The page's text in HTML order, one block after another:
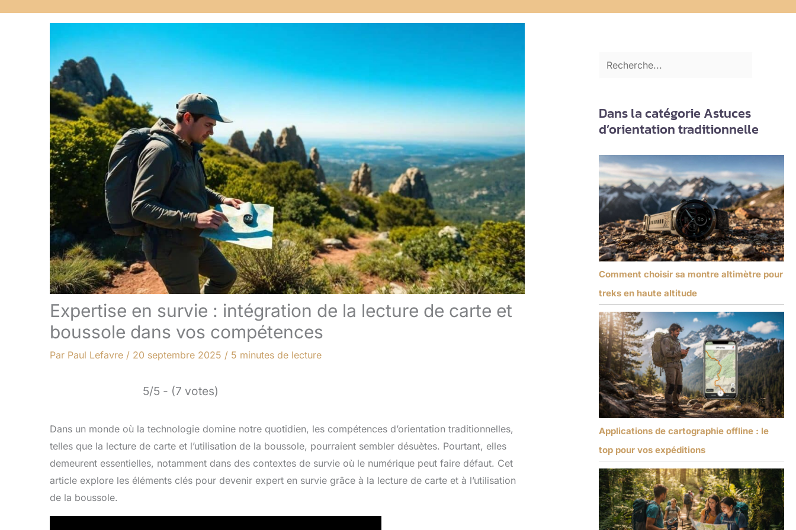
Expertise en survie : intégration de la lecture de carte et
boussole dans vos compétences
Par Paul Lefavre / 20 septembre 2025 / 5 minutes de lecture
5/5 - (7 votes)
Dans un monde où la technologie domine notre quotidien, les compétences d’orientation traditionnelles,
telles que la lecture de carte et l’utilisation de la boussole, pourraient sembler désuètes. Pourtant, elles
demeurent essentielles, notamment dans des contextes de survie où le numérique peut faire défaut. Cet
article explore les éléments clés pour devenir expert en survie grâce à la lecture de carte et à l’utilisation
de la boussole.
Dans la catégorie Astuces
d’orientation traditionnelle
Comment choisir sa montre altimètre pour
treks en haute altitude
Applications de cartographie offline : le
top pour vos expéditions